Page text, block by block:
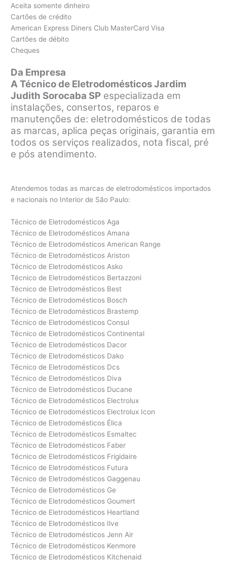
Aceita somente dinheiro
Cartões de crédito
American Express Diners Club MasterCard Visa
Cartões de débito
Cheques
Da Empresa
A Técnico de Eletrodomésticos Jardim
Judith Sorocaba SP especializada em
instalações, consertos, reparos e
manutenções de: eletrodomésticos de todas
as marcas, aplica peças originais, garantia em
todos os serviços realizados, nota fiscal, pré
e pós atendimento.
Atendemos todas as marcas de eletrodomésticos importados
e nacionais no Interior de São Paulo:
Técnico de Eletrodomésticos Aga
Técnico de Eletrodomésticos Amana
Técnico de Eletrodomésticos American Range
Técnico de Eletrodomésticos Ariston
Técnico de Eletrodomésticos Asko
Técnico de Eletrodomésticos Bertazzoni
Técnico de Eletrodomésticos Best
Técnico de Eletrodomésticos Bosch
Técnico de Eletrodomésticos Brastemp
Técnico de Eletrodomésticos Consul
Técnico de Eletrodomésticos Continental
Técnico de Eletrodomésticos Dacor
Técnico de Eletrodomésticos Dako
Técnico de Eletrodomésticos Dcs
Técnico de Eletrodomésticos Diva
Técnico de Eletrodomésticos Ducane
Técnico de Eletrodomésticos Electrolux
Técnico de Eletrodomésticos Electrolux Icon
Técnico de Eletrodomésticos Élica
Técnico de Eletrodomésticos Esmaltec
Técnico de Eletrodomésticos Faber
Técnico de Eletrodomésticos Frigidaire
Técnico de Eletrodomésticos Futura
Técnico de Eletrodomésticos Gaggenau
Técnico de Eletrodomésticos Ge
Técnico de Eletrodomésticos Goumert
Técnico de Eletrodomésticos Heartland
Técnico de Eletrodomésticos Ilve
Técnico de Eletrodomésticos Jenn Air
Técnico de Eletrodomésticos Kenmore
Técnico de Eletrodomésticos Kitchenaid